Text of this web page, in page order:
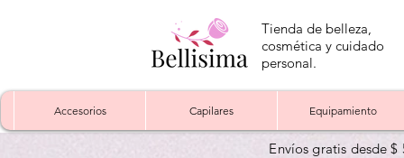
Tienda de belleza,
cosmética y cuidado
personal.
Accesorios Capilares Equipamiento
Envíos gratis desde